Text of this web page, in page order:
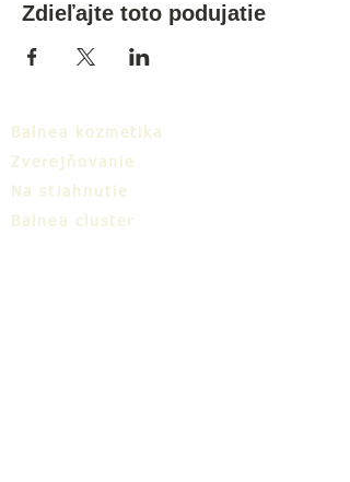
Zdieľajte toto podujatie
Balnea kozmetika
Zverejňovanie
Na stiahnutie
Balnea cluster